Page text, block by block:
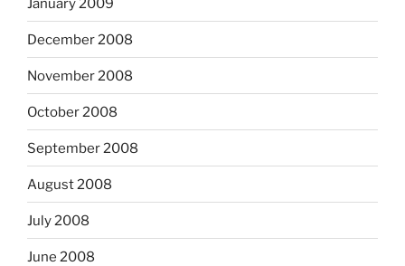
December 2008
November 2008
October 2008
September 2008
August 2008
July 2008
June 2008